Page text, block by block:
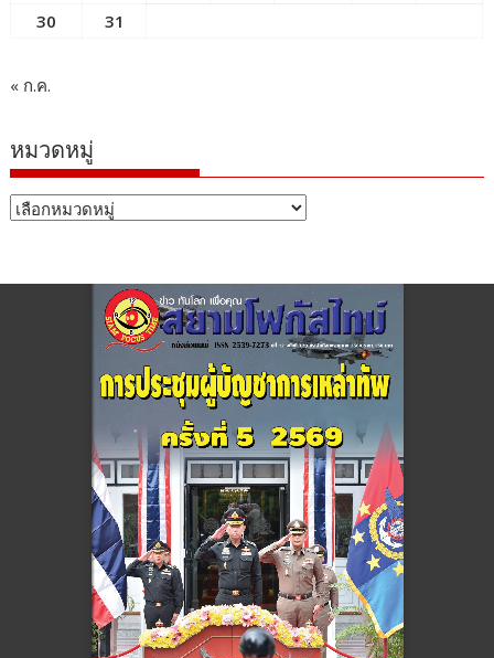
30
31
« ก.ค.
หมวดหมู่
หมวด